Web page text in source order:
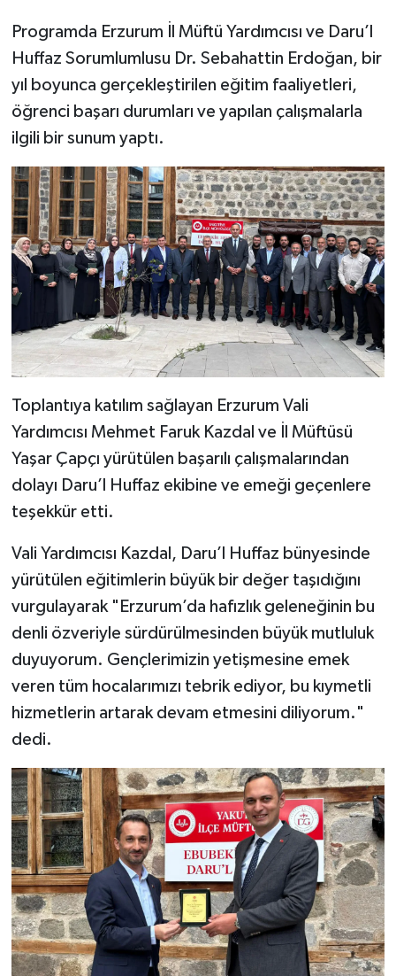
Programda Erzurum İl Müftü Yardımcısı ve Daru’l
Huffaz Sorumlumlusu Dr. Sebahattin Erdoğan, bir
yıl boyunca gerçekleştirilen eğitim faaliyetleri,
öğrenci başarı durumları ve yapılan çalışmalarla
ilgili bir sunum yaptı.
Toplantıya katılım sağlayan Erzurum Vali
Yardımcısı Mehmet Faruk Kazdal ve İl Müftüsü
Yaşar Çapçı yürütülen başarılı çalışmalarından
dolayı Daru’l Huffaz ekibine ve emeği geçenlere
teşekkür etti.
Vali Yardımcısı Kazdal, Daru’l Huffaz bünyesinde
yürütülen eğitimlerin büyük bir değer taşıdığını
vurgulayarak "Erzurum’da hafızlık geleneğinin bu
denli özveriyle sürdürülmesinden büyük mutluluk
duyuyorum. Gençlerimizin yetişmesine emek
veren tüm hocalarımızı tebrik ediyor, bu kıymetli
hizmetlerin artarak devam etmesini diliyorum."
dedi.
Bitlis Müftülüğü
Bolu Müftülüğü
Burdur Müftülüğü
Bursa Müftülüğü
Çanakkale Müftülüğü
Çankırı Müftülüğü
Çorum Müftülüğü
Denizli Müftülüğü
Düzce Müftülüğü
Edirne Müftülüğü
Elazığ Müftülüğü
Erzincan Müftülüğü
Erzurum Müftülüğü
Eskişehir Müftülüğü
Giresun Müftülüğü
Gümüşhane Müftülüğü
Hakkari Müftülüğü
Hatay Müftülüğü
Iğdır Müftülüğü
Sağlık
Makaleler
Duyurular
Podcast
Bilim, Teknoloji
Biyografiler
Diyanet TV
YAŞAM